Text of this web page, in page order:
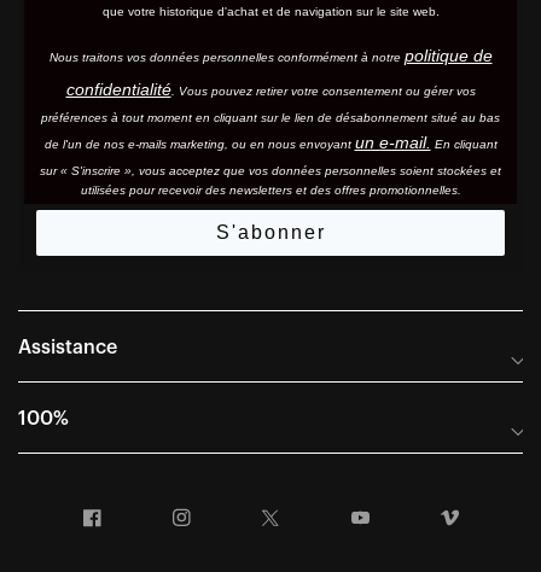
que votre historique d'achat et de navigation sur le site web.
Nous traitons vos données personnelles conformément à notre politique de
confidentialité. Vous pouvez retirer votre consentement ou gérer vos
préférences à tout moment en cliquant sur le lien de désabonnement situé au bas
de l'un de nos e-mails marketing, ou en nous envoyant un e-mail. En cliquant
sur « S'inscrire », vous acceptez que vos données personnelles soient stockées et
utilisées pour recevoir des newsletters et des offres promotionnelles.
S'abonner
Assistance
Foire aux questions
Conditions générales de vente
100%
Informations sur l'entreprise
Facebook Instagram YouTube